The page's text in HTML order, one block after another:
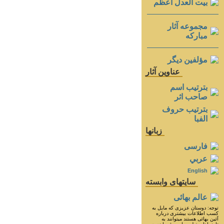
بيت العدل اعظم
مجموعه آثار
مباركه
مؤلفين ديگر
عناوين آثار
بترتيب اسم
صاحب اثر
بترتيب حروف
الفبا
زبانها
فارسی
عربي
English
سايتهای وابسته
عالم بهائی
توجه: دوستان عزيزى كه مايل به
كسب اطلاعات بيشترى درباره
آئين بهائى هستند ميتوانند به